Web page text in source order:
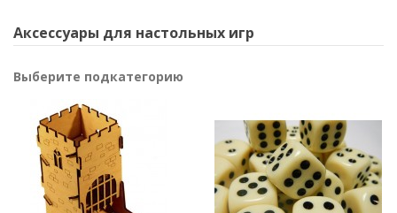
Аксессуары для настольных игр
Выберите подкатегорию